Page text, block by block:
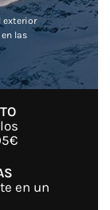
exterior
las
en un